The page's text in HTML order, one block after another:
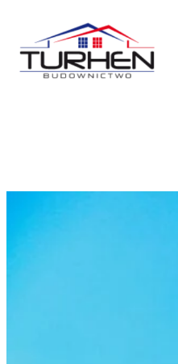
treści